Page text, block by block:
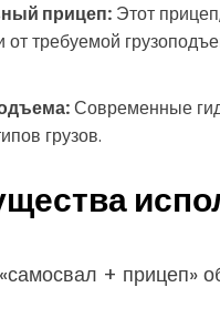
прицеп: Этот
от требуемой
Современные
грузов.
+ прицеп»